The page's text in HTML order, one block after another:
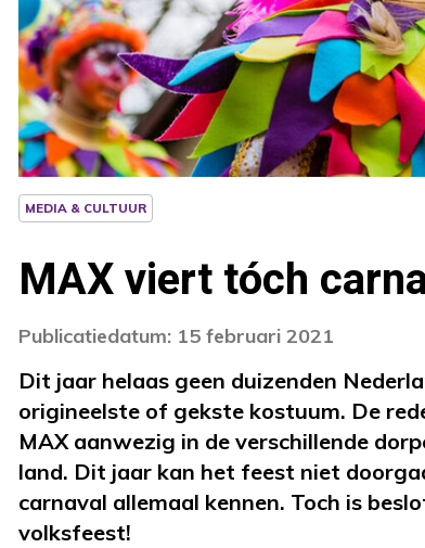
MEDIA & CULTUUR
MAX viert tóch
Publicatiedatum: 15 februari 2021
Dit jaar helaas geen duizenden
origineelste of gekste kostuum. De
MAX aanwezig in de verschillende
land. Dit jaar kan het feest niet
carnaval allemaal kennen. Toch is
volksfeest!